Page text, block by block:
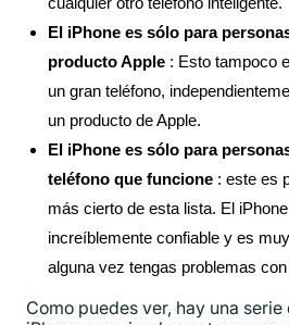
El iPhone es sólo para
producto Apple : Esto tampoco
un gran teléfono,
un producto de Apple.
El iPhone es sólo para
teléfono que funcione : este es
más cierto de esta lista. El
increíblemente confiable y es
alguna vez tengas problemas con
Como puedes ver, hay una